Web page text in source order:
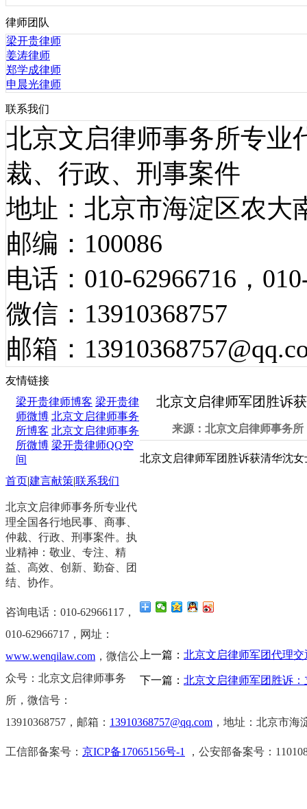
律师团队
梁开贵律师
姜涛律师
郑学成律师
申晨光律师
联系我们
北京文启律师事务所专业
裁、行政、刑事案件
地址：北京市海淀区农大
邮编：100086
电话：010-62966716，
微信：13910368757
邮箱：
北京文启律师军团胜诉
来源：北京文启律师事务
北京文启律师军团胜诉获清华沈
上一篇： 北京文启律师军团代理
下一篇： 北京文启律师军团胜诉
友情链接
梁开贵律师博客 梁开贵律
师微博 北京文启律师事务
所博客 北京文启律师事务
所微博 梁开贵律师QQ空
间
首页|建言献策|联系我们
北京文启律师事务所专业代
理全国各行地民事、商事、
仲裁、行政、刑事案件。执
业精神：敬业、专注、精
益、高效、创新、勤奋、团
结、协作。
咨询电话：010-62966117，
010-62966717， 网址：
www.wenqilaw.com ，微信公
众号：北京文启律师事务
所，微信号：
13910368757，邮箱： 13910368757@qq.com ，地址：北京市海
工信部备案号： 京ICP备17065156号-1 ，公安部备案号：